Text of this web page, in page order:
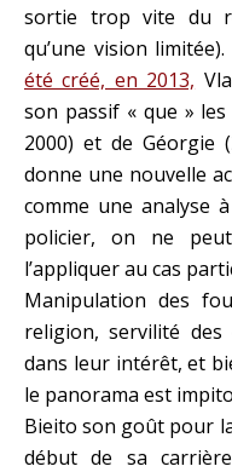
sortie trop vite du
qu’une vision limitée).
été créé, en 2013,
son passif « que »
2000) et de Géorgie
donne une nouvelle
comme une analyse
policier, on ne
l’appliquer au cas
Manipulation des
religion, servilité
dans leur intérêt, et
le panorama est
Bieito son goût pour
début de sa